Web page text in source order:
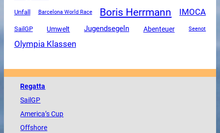
Unfall Barcelona World Race Boris Herrmann IMOCA
SailGP Umwelt Jugendsegeln Abenteuer Seenot
Olympia Klassen
Regatta
SailGP
America’s Cup
Offshore